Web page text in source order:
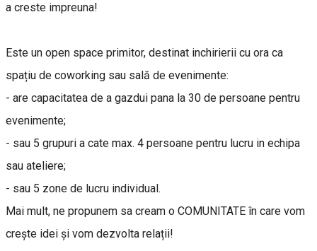
a creste impreuna!
Este un open space primitor, destinat inchirierii cu ora ca
spațiu de coworking sau sală de evenimente:
- are capacitatea de a gazdui pana la 30 de persoane pentru
evenimente;
- sau 5 grupuri a cate max. 4 persoane pentru lucru in echipa
sau ateliere;
- sau 5 zone de lucru individual.
Mai mult, ne propunem sa cream o COMUNITATE în care vom
crește idei și vom dezvolta relații!